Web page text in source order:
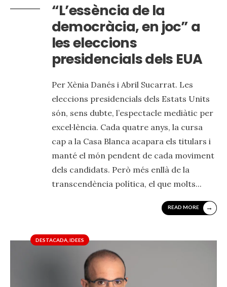
“L’essència de la
democràcia, en joc” a
les eleccions
presidencials dels EUA
Per Xènia Danés i Abril Sucarrat. Les
eleccions presidencials dels Estats Units
són, sens dubte, l’espectacle mediàtic per
excel·lència. Cada quatre anys, la cursa
cap a la Casa Blanca acapara els titulars i
manté el món pendent de cada moviment
dels candidats. Però més enllà de la
transcendència política, el que molts...
READ MORE →
DESTACADA IDEES